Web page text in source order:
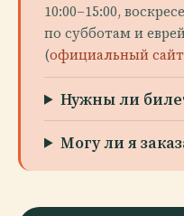
10:00–15:00,
по субботам и
(официальный сайт
Нужны ли
Могу ли я